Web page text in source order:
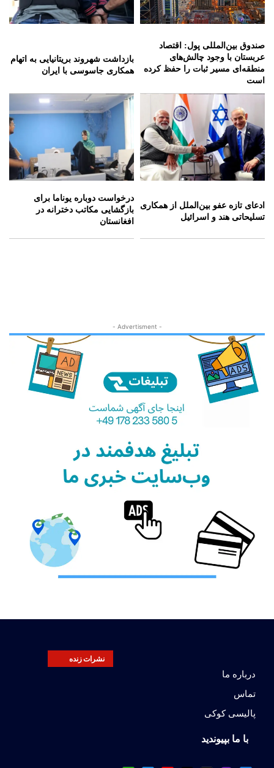
صندوق بین‌المللی پول: اقتصاد
عربستان با وجود چالش‌های
منطقه‌ای مسیر ثبات را حفظ کرده
است
بازداشت شهروند بریتانیایی به اتهام
همکاری جاسوسی با ایران
ادعای تازه عفو بین‌الملل از همکاری
تسلیحاتی هند و اسرائیل
درخواست دوباره یوناما برای
بازگشایی مکاتب دخترانه در
افغانستان
- Advertisment -
نشرات زنده
درباره ما
تماس
پالیسی کوکی
با ما بپیوندید